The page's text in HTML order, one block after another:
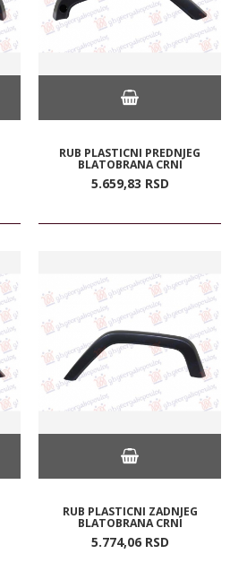
RUB PLASTICNI PREDNJEG
BLATOBRANA CRNI
5.659,83 RSD
RUB PLASTICNI ZADNJEG
BLATOBRANA CRNI
5.774,06 RSD